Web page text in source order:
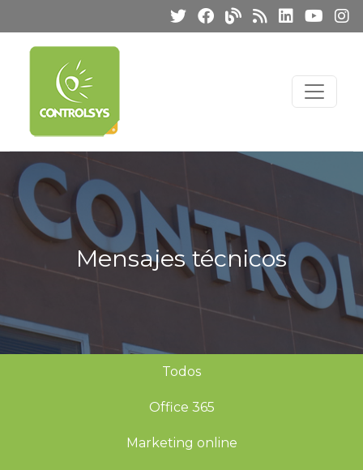
Mensajes técnicos
Todos
Office 365
Marketing online